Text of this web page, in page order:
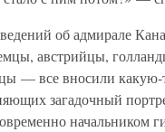
об адмирале
австрийцы,
— все вносили какую-
загадочный
начальником